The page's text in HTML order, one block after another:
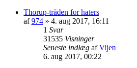
Thorup-tråden for haters
af974 » 4. aug 2017, 16:11
1 Svar
31535 Visninger
Seneste indlæg afVijen
6. aug 2017, 00:22